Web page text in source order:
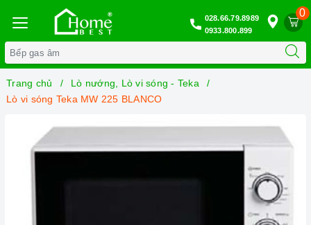
0
028.66.79.8989
0933.800.899
Trang chủ
Lò nướng, Lò vi sóng - Teka
Lò vi sóng Teka MW 225 BLANCO